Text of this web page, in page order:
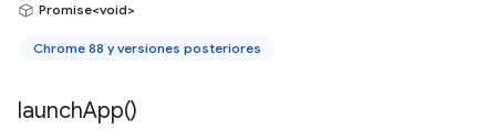
Promise<void>
Chrome 88 y versiones posteriores
launchApp()